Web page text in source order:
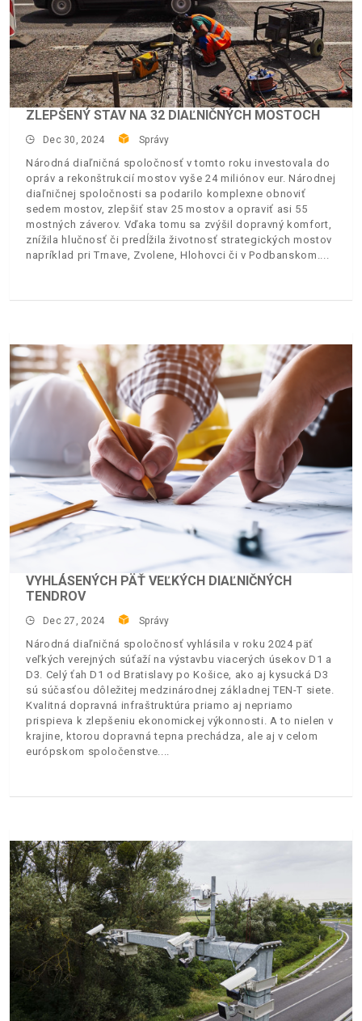
ZLEPŠENÝ STAV NA 32 DIAĽNIČNÝCH MOSTOCH
Dec 30, 2024 Správy
Národná diaľničná spoločnosť v tomto roku investovala do
opráv a rekonštrukcií mostov vyše 24 miliónov eur. Národnej
diaľničnej spoločnosti sa podarilo komplexne obnoviť
sedem mostov, zlepšiť stav 25 mostov a opraviť asi 55
mostných záverov. Vďaka tomu sa zvýšil dopravný komfort,
znížila hlučnosť či predĺžila životnosť strategických mostov
napríklad pri Trnave, Zvolene, Hlohovci či v Podbanskom.
VYHLÁSENÝCH PÄŤ VEĽKÝCH DIAĽNIČNÝCH
TENDROV
Dec 27, 2024 Správy
Národná diaľničná spoločnosť vyhlásila v roku 2024 päť
veľkých verejných súťaží na výstavbu viacerých úsekov D1 a
D3. Celý ťah D1 od Bratislavy po Košice, ako aj kysucká D3
sú súčasťou dôležitej medzinárodnej základnej TEN-T siete.
Kvalitná dopravná infraštruktúra priamo aj nepriamo
prispieva k zlepšeniu ekonomickej výkonnosti. A to nielen v
krajine, ktorou dopravná tepna prechádza, ale aj v celom
európskom spoločenstve.